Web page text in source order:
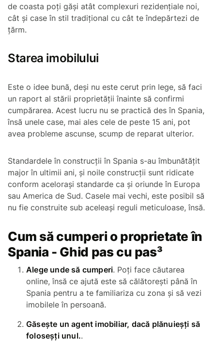
de coasta poți găși atât complexuri rezidențiale noi,
cât și case în stil tradițional cu cât te îndepărtezi de
țărm.
Starea imobilului
Este o idee bună, deși nu este cerut prin lege, să faci
un raport al stării proprietății înainte să confirmi
cumpărarea. Acest lucru nu se practică des în Spania,
însă unele case, mai ales cele de peste 15 ani, pot
avea probleme ascunse, scump de reparat ulterior.
Standardele în construcții în Spania s-au îmbunătățit
major în ultimii ani, și noile construcții sunt ridicate
conform acelorași standarde ca și oriunde în Europa
sau America de Sud. Casele mai vechi, este posibil să
nu fie construite sub aceleași reguli meticuloase, însă.
Cum să cumperi o proprietate în
Spania - Ghid pas cu pas³
Alege unde să cumperi. Poți face căutarea
online, însă ce ajută este să călătorești până în
Spania pentru a te familiariza cu zona și să vezi
imobilele în persoană.
Găsește un agent imobiliar, dacă plănuieșți să
foloseșți unul..